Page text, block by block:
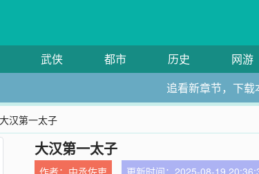
武侠 都市 历史 网游
追看新章节，下
汉第一太子
大汉第一太子
作者： 中丞佐吏 更新时间：2025-08-19